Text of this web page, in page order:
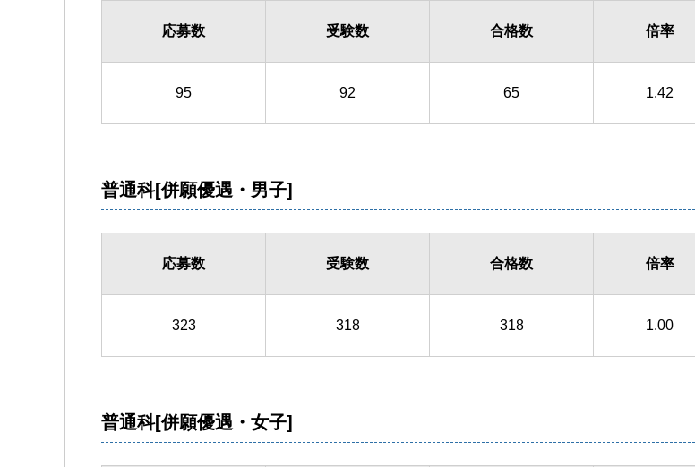
応募数 受験数 合格数 倍率
95 92 65 1.42
普通科[併願優遇・男子]
応募数 受験数 合格数 倍率
323 318 318 1.00
普通科[併願優遇・女子]